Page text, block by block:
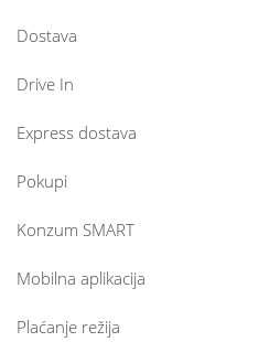
Dostava
Drive In
Express dostava
Pokupi
Konzum SMART
Mobilna aplikacija
Plaćanje režija